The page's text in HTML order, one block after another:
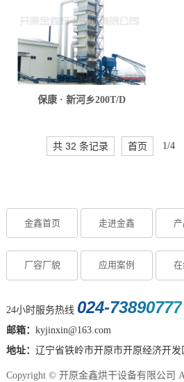
保康 · 新河乡200T/D
共 32 条记录 首页 1/4
金鑫首页 走进金鑫
厂容厂貌 应用案例
24小时服务热线 024-73890777
邮箱： kyjinxin@163.com
地址： 辽宁省铁岭市开原市开原经济开发
Copyright © 开原金鑫烘干设备有限公司